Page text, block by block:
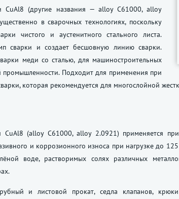
CuAl8 (другие названия — alloy C61000, alloy
в сварочных технологиях, поскольку
чистого и аустенитного стального листа.
сварки и создает бесшовную линию сварки.
меди со сталью, для машиностроительных
промышленности. Подходит для применения при
которая рекомендуется для многослойной
(alloy C61000, alloy 2.0921) применяется
и коррозионного износа при нагрузке до
воде, растворимых солях различных
и листовой прокат, седла клапанов,